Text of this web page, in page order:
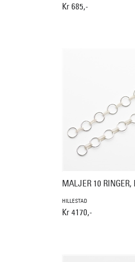
Kr 685,-
MALJER 10 RINGER,
HILLESTAD
Kr 4170,-